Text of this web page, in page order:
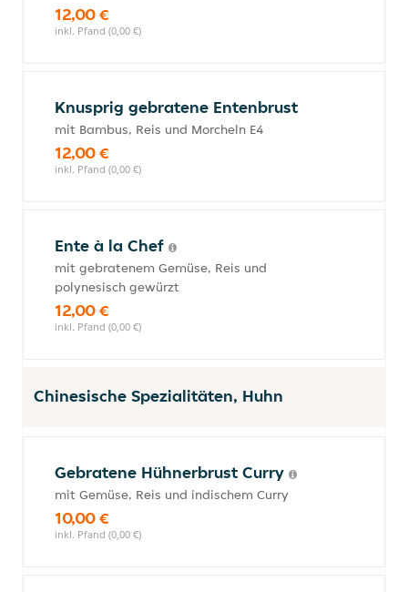
12,00 €
inkl. Pfand (0,00 €)
Knusprig gebratene Entenbrust
mit Bambus, Reis und Morcheln E4
12,00 €
inkl. Pfand (0,00 €)
Ente à la Chef
mit gebratenem Gemüse, Reis und
polynesisch gewürzt
12,00 €
inkl. Pfand (0,00 €)
Chinesische Spezialitäten, Huhn
Gebratene Hühnerbrust Curry
mit Gemüse, Reis und indischem Curry
10,00 €
inkl. Pfand (0,00 €)